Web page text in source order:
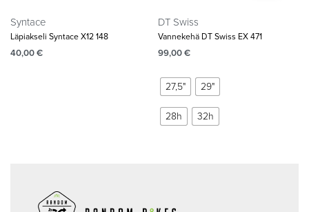
Syntace
Läpiakseli Syntace X12 148
40,00€
DT Swiss
Vannekehä DT Swiss EX 471
99,00€
27,5" 29"
28h 32h